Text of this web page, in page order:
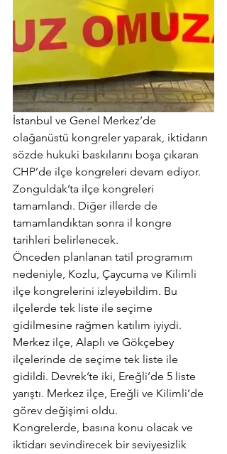
İstanbul ve Genel Merkez’de
olağanüstü kongreler yaparak, iktidarın
sözde hukuki baskılarını boşa çıkaran
CHP’de ilçe kongreleri devam ediyor.
Zonguldak’ta ilçe kongreleri
tamamlandı. Diğer illerde de
tamamlandıktan sonra il kongre
tarihleri belirlenecek.
Önceden planlanan tatil programım
nedeniyle, Kozlu, Çaycuma ve Kilimli
ilçe kongrelerini izleyebildim. Bu
ilçelerde tek liste ile seçime
gidilmesine rağmen katılım iyiydi.
Merkez ilçe, Alaplı ve Gökçebey
ilçelerinde de seçime tek liste ile
gidildi. Devrek’te iki, Ereğli’de 5 liste
yarıştı. Merkez ilçe, Ereğli ve Kilimli’de
görev değişimi oldu.
Kongrelerde, basına konu olacak ve
iktidarı sevindirecek bir seviyesizlik